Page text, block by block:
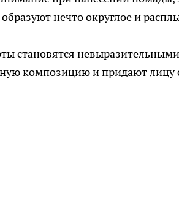
нечто округлое и
становятся
композицию и придают лицу